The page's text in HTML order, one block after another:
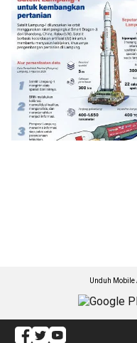
Unduh Mobile